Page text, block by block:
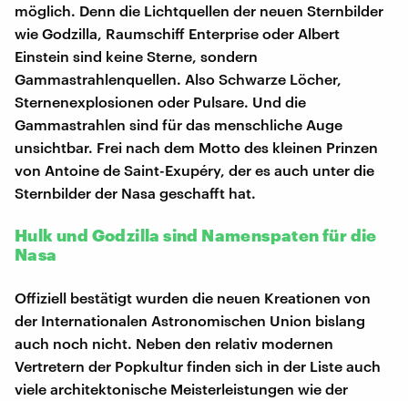
möglich. Denn die Lichtquellen der neuen Sternbilder
wie Godzilla, Raumschiff Enterprise oder Albert
Einstein sind keine Sterne, sondern
Gammastrahlenquellen. Also Schwarze Löcher,
Sternenexplosionen oder Pulsare. Und die
Gammastrahlen sind für das menschliche Auge
unsichtbar. Frei nach dem Motto des kleinen Prinzen
von Antoine de Saint-Exupéry, der es auch unter die
Sternbilder der Nasa geschafft hat.
Hulk und Godzilla sind Namenspaten für die
Nasa
Offiziell bestätigt wurden die neuen Kreationen von
der Internationalen Astronomischen Union bislang
auch noch nicht. Neben den relativ modernen
Vertretern der Popkultur finden sich in der Liste auch
viele architektonische Meisterleistungen wie der